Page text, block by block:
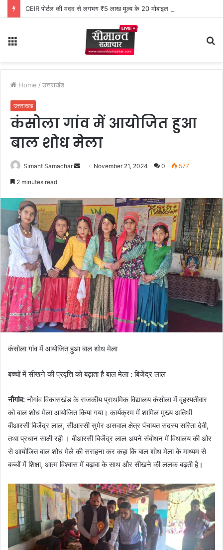
CEIR पोर्टल की मदद से लगभग ₹5 लाख मूल्य के 20 मोबाइल फोन बरामद
Home / उत्तराखंड
उत्तराखंड
कंसोला गांव में आयोजित हुआ
बाल शोध मेला
Simant Samachar
d
a
n
e
m
a
i
l
November 21, 2024 0 577
2 minutes read
कंसोला गांव में आयोजित हुआ बाल शोध मेला
बच्चों में सीखने की प्रवृत्ति को बढ़ाता है बाल मेला : बिजेंद्र लाल
नौगांव:नौगांव विकासखंड के राजकीय प्राथमिक विद्यालय कंसोला में वृहस्पतीवार
को बाल शोध मेला आयोजित किया गया। कार्यक्रम में शामिल मुख्य अतिथी
बीआरसी बिजेंद्र लाल, सीआरसी सुमेर असवाल क्षेत्र पंचायत सदस्य सरिता देवी,
तथा प्रधान साक्षी रही । बीआरसी बिजेंद्र लाल अपने संबोधन में विधालय की ओर
से आयोजित बाल शोध मेले की सराहना कर कहा कि बाल शोध मेला के माध्यम से
बच्चों में शिक्षा, आत्म विश्वास में बढ़ावा के साथ और सीखने की ललक बढ़ती है।